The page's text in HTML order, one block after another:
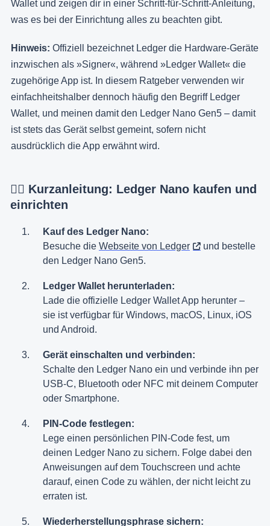
Wallet und zeigen dir in einer Schritt-für-Schritt-Anleitung,
was es bei der Einrichtung alles zu beachten gibt.
Hinweis: Offiziell bezeichnet Ledger die Hardware-Geräte
inzwischen als »Signer«, während »Ledger Wallet« die
zugehörige App ist. In diesem Ratgeber verwenden wir
einfachheitshalber dennoch häufig den Begriff Ledger
Wallet, und meinen damit den Ledger Nano Gen5 – damit
ist stets das Gerät selbst gemeint, sofern nicht
ausdrücklich die App erwähnt wird.
👉🏼 Kurzanleitung: Ledger Nano kaufen und
einrichten
Kauf des Ledger Nano:
Besuche die Webseite von Ledger
und bestelle
den Ledger Nano Gen5.
Ledger Wallet herunterladen:
Lade die offizielle Ledger Wallet App herunter –
sie ist verfügbar für Windows, macOS, Linux, iOS
und Android.
Gerät einschalten und verbinden:
Schalte den Ledger Nano ein und verbinde ihn per
USB-C, Bluetooth oder NFC mit deinem Computer
oder Smartphone.
PIN-Code festlegen:
Lege einen persönlichen PIN-Code fest, um
deinen Ledger Nano zu sichern. Folge dabei den
Anweisungen auf dem Touchscreen und achte
darauf, einen Code zu wählen, der nicht leicht zu
erraten ist.
Wiederherstellungsphrase sichern: